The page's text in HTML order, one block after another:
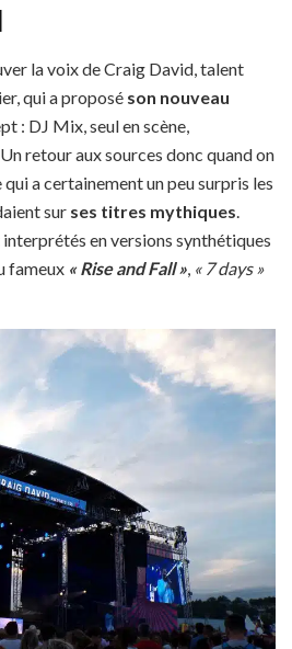
la voix de Craig David, talent
qui a proposé son nouveau
: DJ Mix, seul en scène,
retour aux sources donc quand on
a certainement un peu surpris les
sur ses titres mythiques.
en versions synthétiques
fameux « Rise and Fall », « 7 days »